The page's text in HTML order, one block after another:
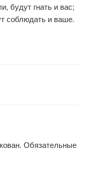
будут гнать и вас;
соблюдать и ваше.
Обязательные